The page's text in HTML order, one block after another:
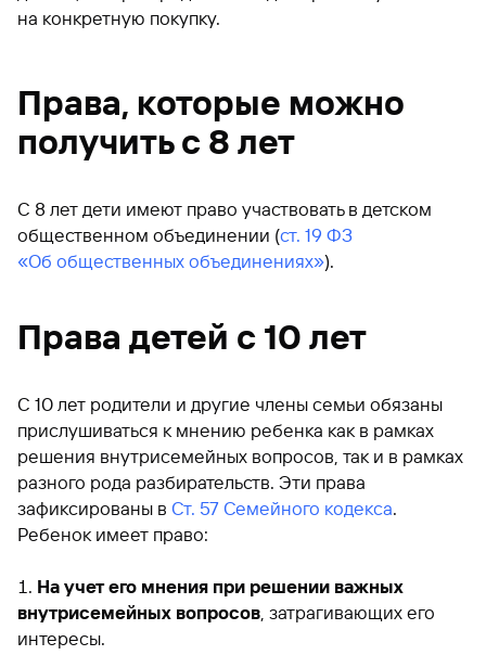
на конкретную покупку.
Права, которые можно
получить с 8 лет
С 8 лет дети имеют право участвовать в детском
общественном объединении (ст. 19 ФЗ
«Об общественных объединениях»).
Права детей с 10 лет
С 10 лет родители и другие члены семьи обязаны
прислушиваться к мнению ребенка как в рамках
решения внутрисемейных вопросов, так и в рамках
разного рода разбирательств. Эти права
зафиксированы в Ст. 57 Семейного кодекса.
Ребенок имеет право:
На учет его мнения при решении важных
внутрисемейных вопросов , затрагивающих его
интересы.